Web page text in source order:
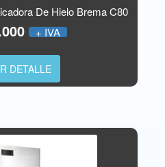
De Hielo Brema C80
+ IVA
DETALLE